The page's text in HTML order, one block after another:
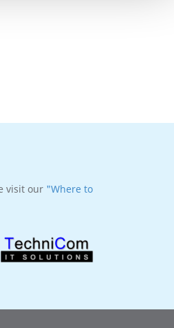
visit our "Where to